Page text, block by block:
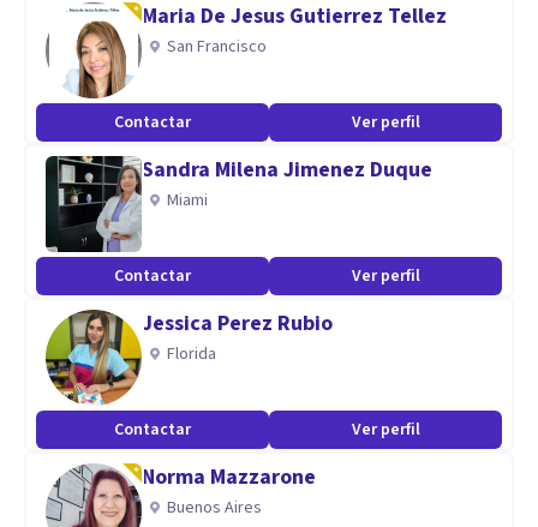
Maria De Jesus Gutierrez Tellez
San Francisco
Contactar Ver perfil
Sandra Milena Jimenez Duque
Miami
Contactar Ver perfil
Jessica Perez Rubio
Florida
Contactar Ver perfil
Norma Mazzarone
Buenos Aires